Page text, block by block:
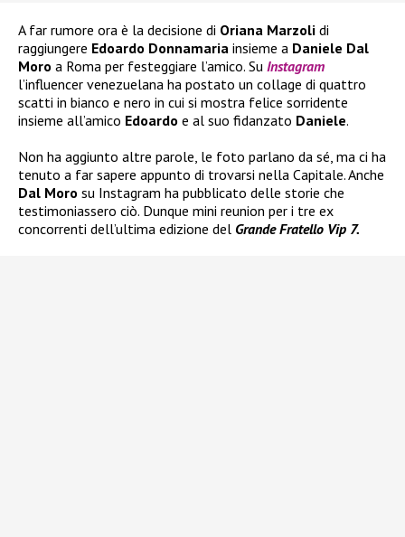
A far rumore ora è la decisione di Oriana Marzoli di
raggiungere Edoardo Donnamaria insieme a Daniele Dal
Moro a Roma per festeggiare l’amico. Su Instagram
l’influencer venezuelana ha postato un collage di quattro
scatti in bianco e nero in cui si mostra felice sorridente
insieme all’amico Edoardo e al suo fidanzato Daniele.
Non ha aggiunto altre parole, le foto parlano da sé, ma ci ha
tenuto a far sapere appunto di trovarsi nella Capitale. Anche
Dal Moro su Instagram ha pubblicato delle storie che
testimoniassero ciò. Dunque mini reunion per i tre ex
concorrenti dell’ultima edizione del Grande Fratello Vip 7.